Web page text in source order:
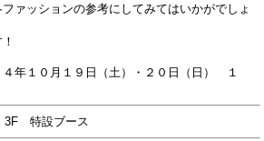
ファッションの参考にしてみてはいかがでしょ
年１０月１９日（土）・２０日（日） １
設ブース